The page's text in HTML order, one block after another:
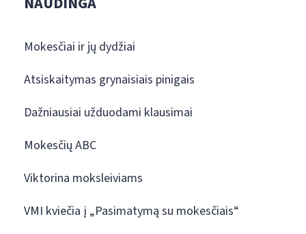
Mokesčiai ir jų dydžiai
Atsiskaitymas grynaisiais pinigais
Dažniausiai užduodami klausimai
Mokesčių ABC
Viktorina moksleiviams
VMI kviečia į „Pasimatymą su mokesčiais“